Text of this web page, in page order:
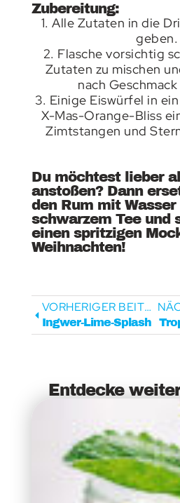
Zubereitung:
1. Alle Zutaten in die
geben.
2. Flasche vorsichtig
Zutaten zu mischen
nach
3. Einige Eiswürfel in
X-Mas-Orange-Bliss
Zimtstangen und
Du möchtest lieber
anstoßen? Dann
den Rum mit Wasser
schwarzem Tee und
einen spritzigen
Weihnachten!
VORHERIGER BEITRAG
Ingwer-Lime-Splash
Entdecke